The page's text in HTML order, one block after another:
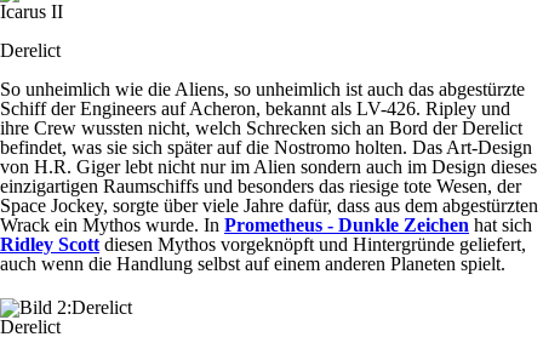
Icarus II
Derelict
So unheimlich wie die Aliens, so unheimlich ist auch das abgestürzte
Schiff der Engineers auf Acheron, bekannt als LV-426. Ripley und
ihre Crew wussten nicht, welch Schrecken sich an Bord der Derelict
befindet, was sie sich später auf die Nostromo holten. Das Art-Design
von H.R. Giger lebt nicht nur im Alien sondern auch im Design dieses
einzigartigen Raumschiffs und besonders das riesige tote Wesen, der
Space Jockey, sorgte über viele Jahre dafür, dass aus dem abgestürzten
Wrack ein Mythos wurde. In Prometheus - Dunkle Zeichen hat sich
Ridley Scott diesen Mythos vorgeknöpft und Hintergründe geliefert,
auch wenn die Handlung selbst auf einem anderen Planeten spielt.
Derelict